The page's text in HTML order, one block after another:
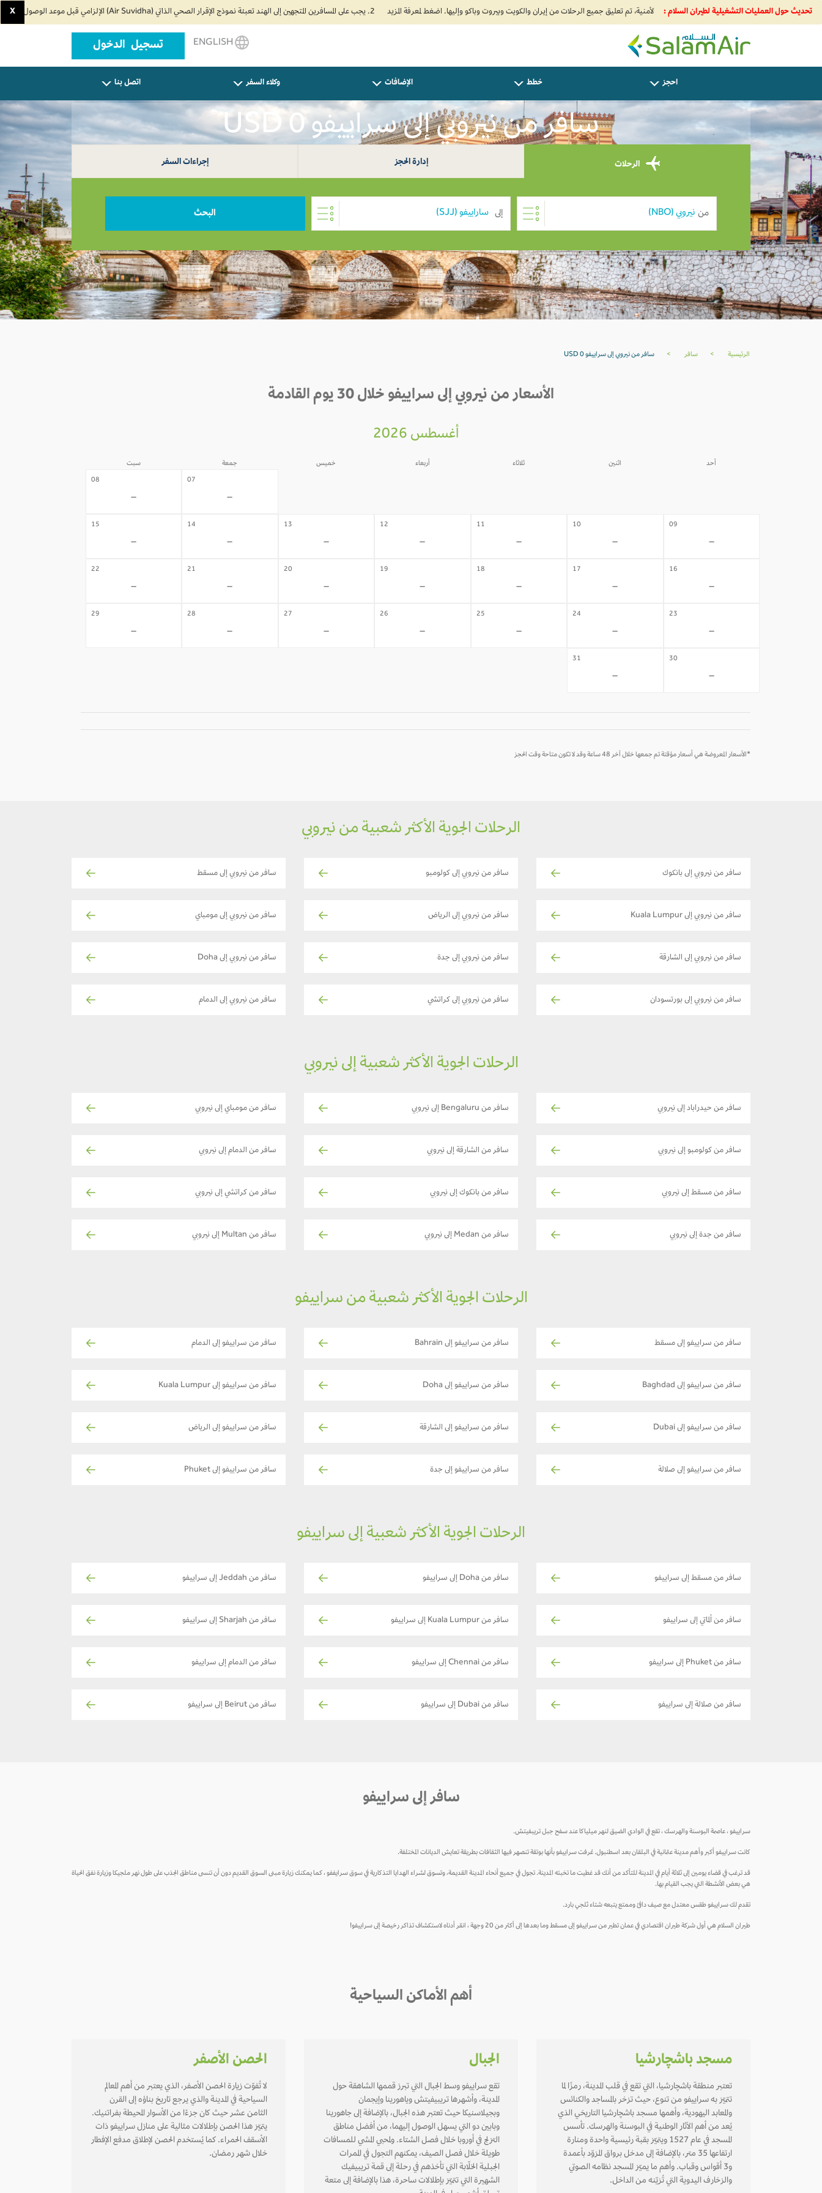
تحديث حول العمليات التشغيلية لطيران السلام : 2. يجب على المسافرين المتجهين إلى الهند تعبئة نموذج الإقرار الصحي الذاتي (Air Suvidha) الإلزامي قبل موعد الوصول بـ 24 ساعة على الأقل. اضغط هنا للدخول إلى بوابة Air Suvidha. X
SalamAir
تسجيل الدخول
احجز خطط الإضافات وكلاء السفر اتصل بنا
سافر من نيروبي إلى سراييفو USD 0
الرحلات إدارة الحجز إجراءات السفر
من إلى البحث
الرئيسية > سافر > سافر من نيروبي إلى سراييفو USD 0
الأسعار من نيروبي إلى سراييفو خلال 30 يوم القادمة
أغسطس 2026
أحد اثنين ثلاثاء أربعاء خميس جمعة سبت
07
-
08
-
09
-
10
-
11
-
12
-
13
-
14
-
15
-
16
-
17
-
18
-
19
-
20
-
21
-
22
-
23
-
24
-
25
-
26
-
27
-
28
-
29
-
30
-
31
-
*الأسعار المعروضة هي أسعار مؤقتة تم جمعها خلال آخر 48 ساعة وقد لا تكون متاحة وقت الحجز
الرحلات الجوية الأكثر شعبية من نيروبي
سافر من نيروبي إلى بانكوك سافر من نيروبي إلى كولومبو سافر من نيروبي إلى مسقط
سافر من نيروبي إلى Kuala Lumpur سافر من نيروبي إلى الرياض سافر من نيروبي إلى مومباي
سافر من نيروبي إلى الشارقة سافر من نيروبي إلى جدة سافر من نيروبي إلى Doha
سافر من نيروبي إلى بورتسودان سافر من نيروبي إلى كراتشي سافر من نيروبي إلى الدمام
الرحلات الجوية الأكثر شعبية إلى نيروبي
سافر من حيدراباد إلى نيروبي سافر من Bengaluru إلى نيروبي سافر من مومباي إلى نيروبي
سافر من كولومبو إلى نيروبي سافر من الشارقة إلى نيروبي سافر من الدمام إلى نيروبي
سافر من مسقط إلى نيروبي سافر من بانكوك إلى نيروبي سافر من كراتشي إلى نيروبي
سافر من جدة إلى نيروبي سافر من Medan إلى نيروبي سافر من Multan إلى نيروبي
الرحلات الجوية الأكثر شعبية من سراييفو
سافر من سراييفو إلى مسقط سافر من سراييفو إلى Bahrain سافر من سراييفو إلى الدمام
سافر من سراييفو إلى Baghdad سافر من سراييفو إلى Doha سافر من سراييفو إلى Kuala Lumpur
سافر من سراييفو إلى Dubai سافر من سراييفو إلى الشارقة سافر من سراييفو إلى الرياض
سافر من سراييفو إلى صلالة سافر من سراييفو إلى جدة سافر من سراييفو إلى Phuket
الرحلات الجوية الأكثر شعبية إلى سراييفو
سافر من مسقط إلى سراييفو سافر من Doha إلى سراييفو سافر من Jeddah إلى سراييفو
سافر من ألماتي إلى سراييفو سافر من Kuala Lumpur إلى سراييفو سافر من Sharjah إلى سراييفو
سافر من Phuket إلى سراييفو سافر من Chennai إلى سراييفو سافر من الدمام إلى سراييفو
سافر من صلالة إلى سراييفو سافر من Dubai إلى سراييفو سافر من Beirut إلى سراييفو
سافر إلى سراييفو
سراييفو ، عاصمة البوسنة والهرسك ، تقع في الوادي الضيق لنهر ميلياكا عند سفح جبل تريبفيتش.
كانت سراييفو أكبر وأهم مدينة عثمانية في البلقان بعد اسطنبول. عُرفت سراييفو بأنها بوتقة تنصهر فيها الثقافات بطريقة تعايش الديانات المختلفة.
قد ترغب في قضاء يومين إلى ثلاثة أيام في المدينة للتأكد من أنك قد غطيت ما تخبئه المدينة. تجول في جميع أنحاء المدينة القديمة، وتسوق لشراء الهدايا التذكارية في سوق سرايففو ، كما يمكنك زيارة مبنى السوق القديم دون أن تنسى مناطق الجذب على طول نهر ملجيكا وزيارة نفق الحياة
هي بعض الأنشطة التي يجب القيام بها.
تقدم لك سراييفو طقس معتدل مع صيف دافئ وممتع يتبعه شتاء ثلجي بارد.
طيران السلام هي أول شركة طيران اقتصادي في عمان تطير من سراييفو إلى مسقط وما بعدها إلى أكثر من 20 وجهة ، انقر أدناه لاستكشاف تذاكر رخيصة إلى سراييفو!
أهم الأماكن السياحية
مسجد باشچارشيا
تعتبر منطقة باشچارشيا، التي تقع في قلب المدينة، رمزًا لما
تتميّز به سراييفو من تنوع، حيث تزخر بالمساجد والكنائس
والمعابد اليهودية، وأهمها مسجد باشچارشيا التاريخي الذي
يُعد من أهم الآثار الوطنية في البوسنة والهرسك. تأسس
المسجد في عام 1527 ويتميّز بقبة رئيسية واحدة ومنارة
ارتفاعها 35 متر، بالإضافة إلى مدخل برواق المزوّد بأعمدة
و3 أقواس وقباب. وأهم ما يميّز المسجد نظامه الصوتي
والزخارف اليدوية التي تُزيّنه من الداخل.
الجبال
تقع سراييفو وسط الجبال التي تبرز قممها الشاهقة حول
المدينة، وأشهرها تريبيفيتش وياهورينا وإيجمان
وبجيلاسنيكا حيث تعتبر هذه الجبال، بالإضافة إلى جاهورينا
وبابين دو التي يسهل الوصول إليهما، من أفضل مناطق
التزلج في أوروبا خلال فصل الشتاء. ولمحبي المشي للمسافات
طويلة خلال فصل الصيف، يمكنهم التجول في الممرات
الجبلية الخلّابة التي تأخذهم في رحلة إلى قمة تريبيفيك
الشهيرة التي تتميّز بإطلالات ساحرة، هذا بالإضافة إلى متعة
الحصن الأصفر
لا تُفوّت زيارة الحصن الأصفر، الذي يعتبر من أهم المعالم
السياحية في المدينة والذي يرجع تاريخ بناؤه إلى القرن
الثامن عشر حيث كان جزءًا من الأسوار المحيطة بفراتنيك.
يتميّز هذا الحصن بإطلالات مثالية على منازل سراييفو ذات
الأسقف الحمراء. كما يُستخدم الحصن لإطلاق مدفع الإفطار
خلال شهر رمضان.